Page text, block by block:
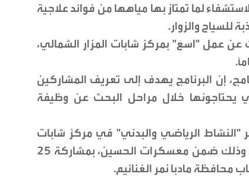
لما تمتاز بها مياهها من فوائد علاجية
والزوار.
عمل "اسعَ" بمركز شابات المزار الشمالي،
إن البرنامج يهدف إلى تعريف المشاركين
يحتاجونها خلال مراحل البحث عن وظيفة
الرياضي والبدني" في مركز شابات
ذيبان النموذجي، بالتعاون مع اللجنة الأولمبية، وذلك ضمن معسكرات الحسين، بمشاركة 25
مادبا نمر الغنانيم.